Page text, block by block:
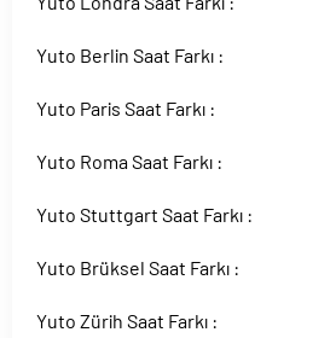
Yuto Berlin Saat Farkı :
Yuto Paris Saat Farkı :
Yuto Roma Saat Farkı :
Yuto Stuttgart Saat Farkı :
Yuto Brüksel Saat Farkı :
Yuto Zürih Saat Farkı :